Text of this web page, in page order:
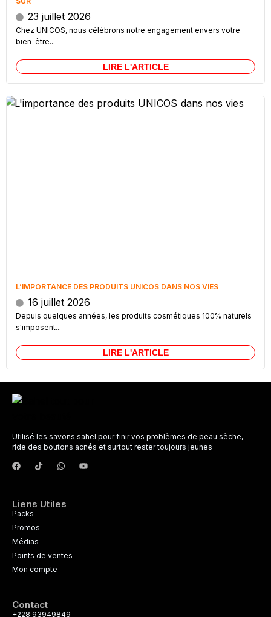
23 juillet 2026
Chez UNICOS, nous célébrons notre engagement envers votre
bien-être...
LIRE L'ARTICLE
L’IMPORTANCE DES PRODUITS UNICOS DANS NOS VIES
16 juillet 2026
Depuis quelques années, les produits cosmétiques 100% naturels
s'imposent...
LIRE L'ARTICLE
Utilisé les savons sahel pour finir vos problèmes de peau sèche,
ride des boutons acnés et surtout rester toujours jeunes
Liens Utiles
Packs
Promos
Médias
Points de ventes
Mon compte
Contact
+228 93949849